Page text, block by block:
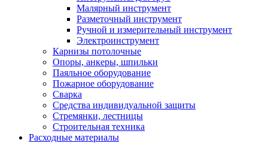
Малярный инструмент
Разметочный инструмент
Ручной и измерительный инструмент
Электроинструмент
Карнизы потолочные
Опоры, анкеры, шпильки
Паяльное оборудование
Пожарное оборудование
Сварка
Средства индивидуальной защиты
Стремянки, лестницы
Строительная техника
Расходные материалы